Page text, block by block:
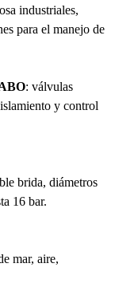
industriales,
para el manejo de
: válvulas
y control
brida, diámetros
16 bar.
mar, aire,